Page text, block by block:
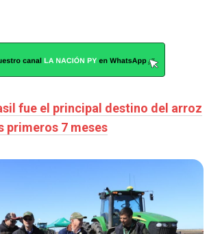
fue el principal destino del arroz
primeros 7 meses